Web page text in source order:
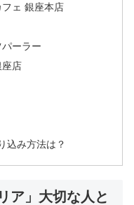
ェ 銀座本店
ーラー
座店
込み方法は？
ア」大切な人と